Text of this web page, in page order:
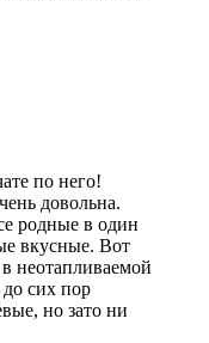
по него!
довольна.
родные в один
вкусные. Вот
в неотапливаемой
до сих пор
но зато ни